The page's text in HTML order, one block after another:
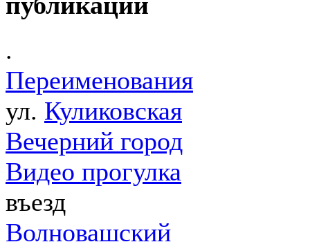
.
Переименования
ул. Куликовская
Вечерний город
Видео прогулка
въезд
Волновашский